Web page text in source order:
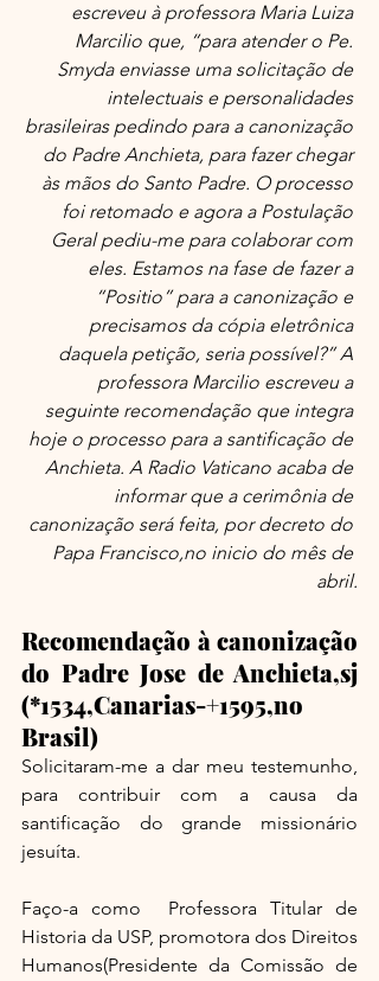
escreveu à professora Maria Luiza
Marcilio que, “para atender o Pe.
Smyda enviasse uma solicitação de
intelectuais e personalidades
brasileiras pedindo para a canonização
do Padre Anchieta, para fazer chegar
às mãos do Santo Padre. O processo
foi retomado e agora a Postulação
Geral pediu-me para colaborar com
eles. Estamos na fase de fazer a
“Positio” para a canonização e
precisamos da cópia eletrônica
daquela petição, seria possível?” A
professora Marcilio escreveu a
seguinte recomendação que integra
hoje o processo para a santificação de
Anchieta. A Radio Vaticano acaba de
informar que a cerimônia de
canonização será feita, por decreto do
Papa Francisco,no inicio do mês de
abril.
Recomendação à canonização
do Padre Jose de Anchieta,sj
(*1534,Canarias-+1595,no
Brasil)
Solicitaram-me a dar meu testemunho,
para contribuir com a causa da
santificação do grande missionário
jesuíta.
Faço-a como  Professora Titular de
Historia da USP, promotora dos Direitos
Humanos(Presidente da Comissão de